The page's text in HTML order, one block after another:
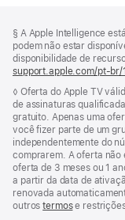
de
rodapé
Nota
de
rodapé
§ A Apple Intelligence
podem não estar
disponibilidade de
support.apple.com/pt-br/
Nota
de
rodapé
◊ Oferta do Apple TV
de assinaturas
gratuito. Apenas uma
você fizer parte de um
independentemente do
comprarem. A oferta não
oferta de 3 meses ou 1
a partir da data de
renovada
outrostermose